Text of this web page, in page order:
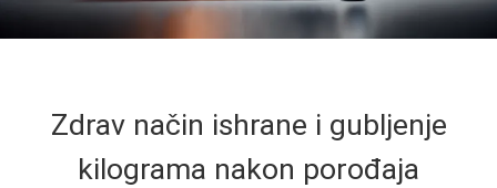
Zdrav način ishrane i gubljenje
kilograma nakon porođaja